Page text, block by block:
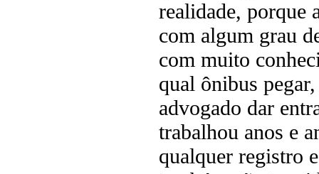
realidade, porque
com algum grau
com muito
qual ônibus
advogado dar
trabalhou anos e
qualquer registro